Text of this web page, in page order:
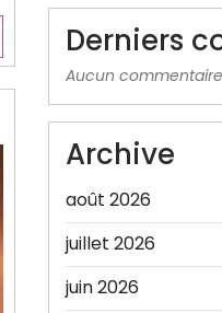
Derniers
Aucun
Archive
août 2026
juillet 2026
juin 2026